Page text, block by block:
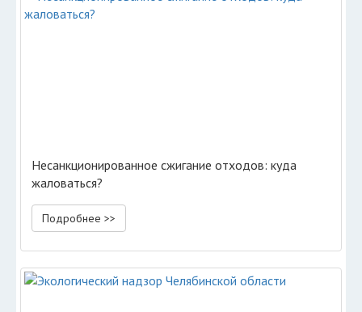
Несанкционированное сжигание отходов: куда
жаловаться?
Подробнее >>